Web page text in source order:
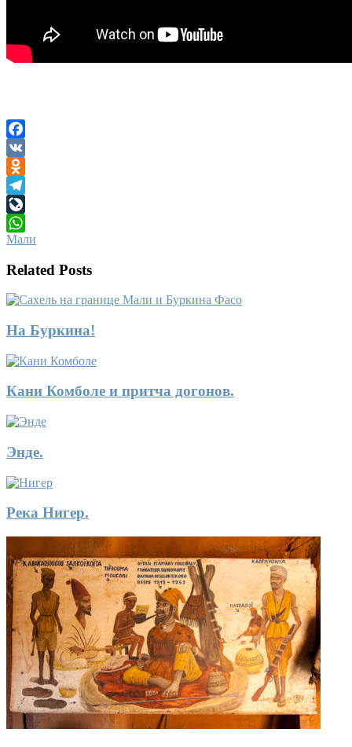
Facebook
VK
Odnoklassniki
Telegram
LiveJournal
WhatsApp
Мали
Related Posts
На Буркина!
Кани Комболе и притча догонов.
Энде.
Река Нигер.